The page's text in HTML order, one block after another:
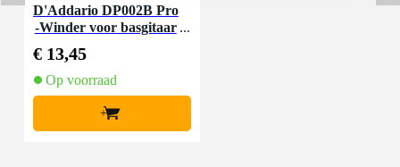
D'Addario DP002B Pro
-Winder voor basgitaar
€ 13,45
Op voorraad
+